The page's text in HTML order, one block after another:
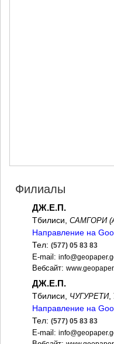
ЦАГЕРИ
МЕГРЕЛИЯ/ВЕРХНЯЯ
СВАНЕТИЯ
АБАША
ЗУГДИДИ
МАРТВИЛИ
МЕСТИА
ПОТИ
ЧХОРОЦКУ
ЦАЛЕНДЖИХА
ХОБИ
АНАКЛИА
Филиалы
ДЖ.Е.П.
Тбилиси, САМГОРИ
Направление на
Тел: (577) 05 83 83
E-mail:
Вебсайт:
ДЖ.Е.П.
Тбилиси, ЧУГУРЕТИ,
Направление на
Тел: (577) 05 83 83
E-mail: